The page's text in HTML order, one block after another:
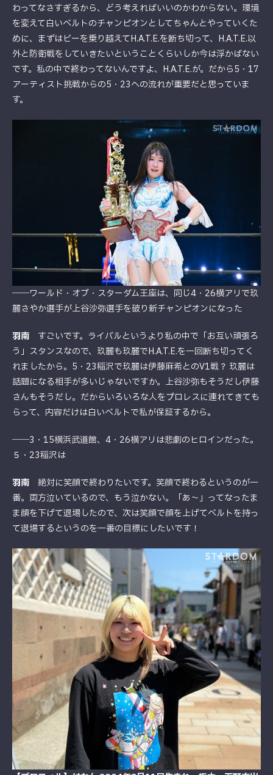
わってなさすぎるから、どう考えればいいのかわからない。環境
を変えて白いベルトのチャンピオンとしてちゃんとやっていくた
めに、まずはビーを乗り越えてH.A.T.E.を断ち切って、H.A.T.E.以
外と防衛戦をしていきたいということくらいしか今は浮かばない
です。私の中で終わってないんですよ、H.A.T.E.が。だから5・17
アーティスト挑戦からの5・23への流れが重要だと思っていま
す。
――ワールド・オブ・スターダム王座は、同じ4・26横アリで玖
麗さやか選手が上谷沙弥選手を破り新チャンピオンになった
羽南 すごいです。ライバルというより私の中で「お互い頑張ろ
う」スタンスなので、玖麗も玖麗でH.A.T.E.を一回断ち切ってく
れましたから。5・23稲沢で玖麗は伊藤麻希とのV1戦？ 玖麗は
話題になる相手が多いじゃないですか。上谷沙弥もそうだし伊藤
さんもそうだし。だからいろいろな人をプロレスに連れてきても
らって、内容だけは白いベルトで私が保証するから。
――3・15横浜武道館、4・26横アリは悲劇のヒロインだった。
５・23稲沢は
羽南 絶対に笑顔で終わりたいです。笑顔で終わるというのが一
番。両方泣いているので、もう泣かない。「あ～」ってなったま
ま顔を下げて退場したので、次は笑顔で顔を上げてベルトを持っ
て退場するというのを一番の目標にしたいです！